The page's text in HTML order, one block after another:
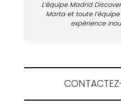
L’équipe Madrid
Marta et toute
expérience